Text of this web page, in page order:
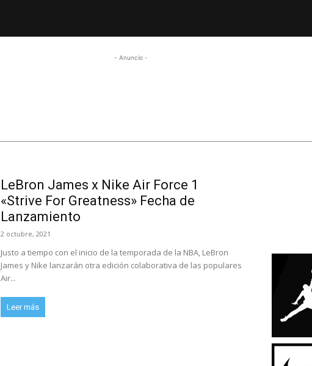
- Anuncio -
LeBron James x Nike Air Force 1
«Strive For Greatness» Fecha de
Lanzamiento
2 octubre, 2021
Justo a tiempo con el inicio de la temporada de la NBA, LeBron
James y Nike lanzarán otra edición colaborativa de las populares
Air...
Leer más